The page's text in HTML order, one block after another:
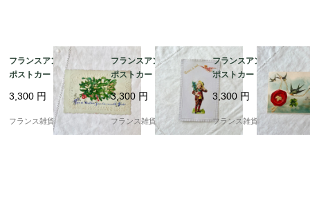
フランスアンティーク
ポストカード | エンボ
ス加工 ヤドリギ 幸運の
象徴 | 1900年代初頭
（F004）
3,300 円
フランス雑貨chouchou
フランスアンティーク
ポストカード | ヴィク
トリアン調 花束を持っ
た男の子 未使用 | 1900
年代初頭（F004）
3,300 円
フランス雑貨chouchou
フランスアンティーク
ポストカード | ノスタ
ルジックな風合い ツバ
メと四葉のクローバー |
1900年代初頭（I001）
3,300 円
フランス雑貨chouchou